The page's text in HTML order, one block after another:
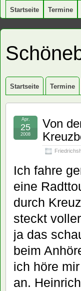
Startseite Termine
Startseite Termine
Von
Apr.
25
2008
Ich fahre
eine
durch
steckt
ja das
beim
ich höre
an.